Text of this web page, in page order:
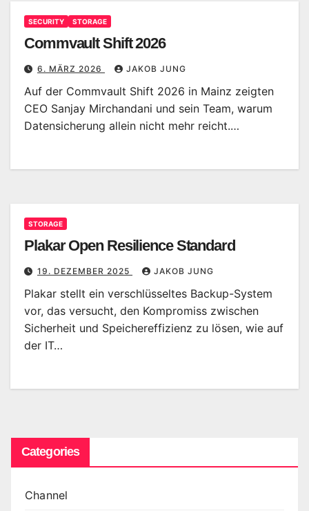
SECURITY STORAGE
Commvault Shift 2026
6. MÄRZ 2026 JAKOB JUNG
Auf der Commvault Shift 2026 in Mainz zeigten
CEO Sanjay Mirchandani und sein Team, warum
Datensicherung allein nicht mehr reicht.…
STORAGE
Plakar Open Resilience Standard
19. DEZEMBER 2025 JAKOB JUNG
Plakar stellt ein verschlüsseltes Backup-System
vor, das versucht, den Kompromiss zwischen
Sicherheit und Speichereffizienz zu lösen, wie auf
der IT…
Categories
Channel